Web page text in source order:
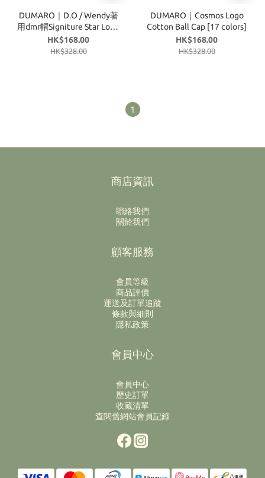
DUMARO｜D.O / Wendy著
用dmr帽Signiture Star Logo
Ball Cap [29 colors]
HK$168.00
HK$328.00
DUMARO｜Cosmos Logo
Cotton Ball Cap [17 colors]
HK$168.00
HK$328.00
1
商店資訊
聯絡我們
關於我們
顧客服務
會員等級
商品評價
運送及訂單追蹤
條款與細則
隱私政策
會員中心
會員中心
歷史訂單
收藏清單
查閱舊網站會員記錄